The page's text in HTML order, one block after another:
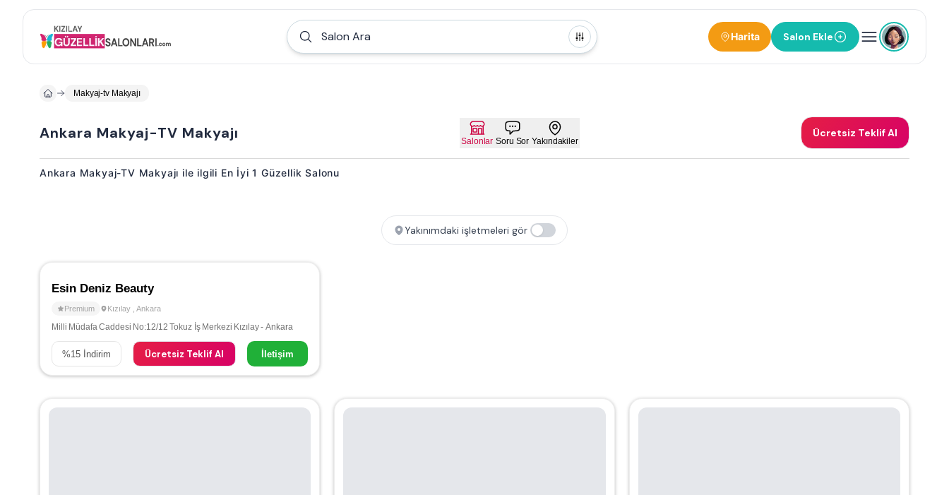
Salon Ara Harita Salon Ekle
Makyaj-tv Makyajı
Ankara Makyaj-TV Makyajı Salonlar Soru Sor Yakındakiler
Ücretsiz Teklif Al
Ankara Makyaj-TV Makyajı ile ilgili En İyi 1 Güzellik Salonu
Yakınımdaki işletmeleri gör
Esin Deniz Beauty
Premium Kızılay Ankara
Milli Müdafa Caddesi No:12/12 Tokuz İş Merkezi Kızılay - Ankara
%15 İndirim Ücretsiz Teklif Al İletişim